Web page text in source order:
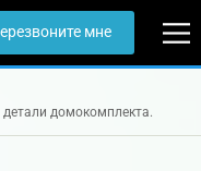
мне
домокомплекта.